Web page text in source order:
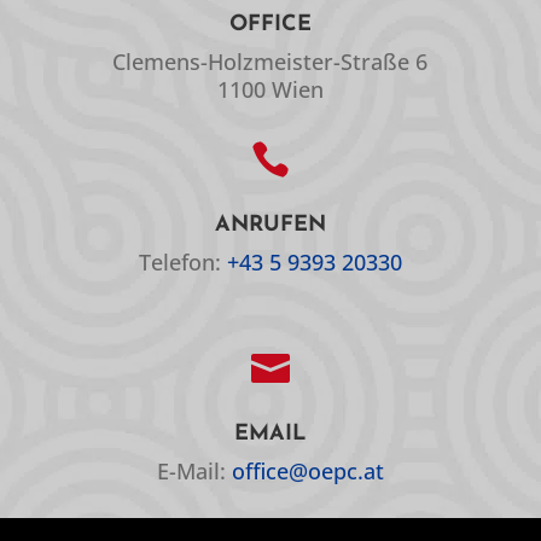
OFFICE
Clemens-Holzmeister-Straße 6
1100 Wien

ANRUFEN
Telefon: +43 5 9393 20330

EMAIL
E-Mail: office@oepc.at